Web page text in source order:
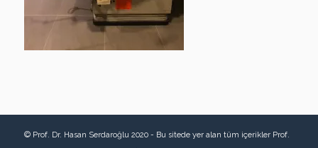
© Prof. Dr. Hasan Serdaroğlu 2020 - Bu sitede yer alan tüm içerikler Prof.